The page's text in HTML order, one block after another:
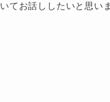
いてお話ししたいと思い